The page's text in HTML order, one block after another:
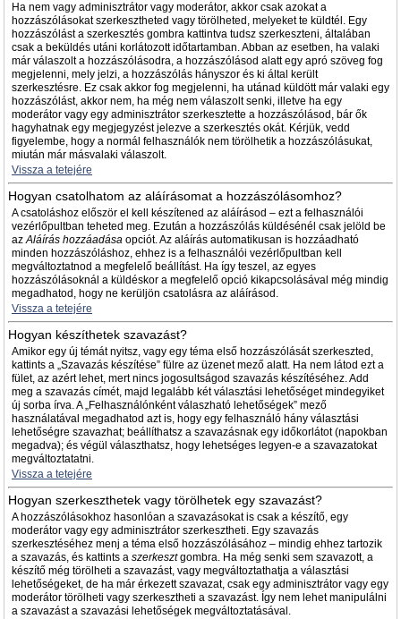
Ha nem vagy adminisztrátor vagy moderátor, akkor csak azokat a
hozzászólásokat szerkesztheted vagy törölheted, melyeket te küldtél. Egy
hozzászólást a szerkesztés gombra kattintva tudsz szerkeszteni, általában
csak a beküldés utáni korlátozott időtartamban. Abban az esetben, ha valaki
már válaszolt a hozzászólásodra, a hozzászólásod alatt egy apró szöveg fog
megjelenni, mely jelzi, a hozzászólás hányszor és ki által került
szerkesztésre. Ez csak akkor fog megjelenni, ha utánad küldött már valaki egy
hozzászólást, akkor nem, ha még nem válaszolt senki, illetve ha egy
moderátor vagy egy adminisztrátor szerkesztette a hozzászólásod, bár ők
hagyhatnak egy megjegyzést jelezve a szerkesztés okát. Kérjük, vedd
figyelembe, hogy a normál felhasználók nem törölhetik a hozzászólásukat,
miután már másvalaki válaszolt.
Vissza a tetejére
Hogyan csatolhatom az aláírásomat a hozzászólásomhoz?
A csatoláshoz először el kell készítened az aláírásod – ezt a felhasználói
vezérlőpultban teheted meg. Ezután a hozzászólás küldésénél csak jelöld be
azAláírás hozzáadása opciót. Az aláírás automatikusan is hozzáadható
minden hozzászóláshoz, ehhez is a felhasználói vezérlőpultban kell
megváltoztatnod a megfelelő beállítást. Ha így teszel, az egyes
hozzászólásoknál a küldéskor a megfelelő opció kikapcsolásával még mindig
megadhatod, hogy ne kerüljön csatolásra az aláírásod.
Vissza a tetejére
Hogyan készíthetek szavazást?
Amikor egy új témát nyitsz, vagy egy téma első hozzászólását szerkeszted,
kattints a „Szavazás készítése” fülre az üzenet mező alatt. Ha nem látod ezt a
fület, az azért lehet, mert nincs jogosultságod szavazás készítéséhez. Add
meg a szavazás címét, majd legalább két választási lehetőséget mindegyiket
új sorba írva. A „Felhasználónként válaszható lehetőségek” mező
használatával megadhatod azt is, hogy egy felhasználó hány választási
lehetőségre szavazhat; beállíthatsz a szavazásnak egy időkorlátot (napokban
megadva); és végül választhatsz, hogy lehetséges legyen-e a szavazatokat
megváltoztatatni.
Vissza a tetejére
Hogyan szerkeszthetek vagy törölhetek egy szavazást?
A hozzászólásokhoz hasonlóan a szavazásokat is csak a készítő, egy
moderátor vagy egy adminisztrátor szerkesztheti. Egy szavazás
szerkesztéséhez menj a téma első hozzászólásához – mindig ehhez tartozik
a szavazás, és kattints a szerkesztgombra. Ha még senki sem szavazott, a
készítő még törölheti a szavazást, vagy megváltoztathatja a választási
lehetőségeket, de ha már érkezett szavazat, csak egy adminisztrátor vagy egy
moderátor törölheti vagy szerkesztheti a szavazást. Így nem lehet manipulálni
a szavazást a szavazási lehetőségek megváltoztatásával.